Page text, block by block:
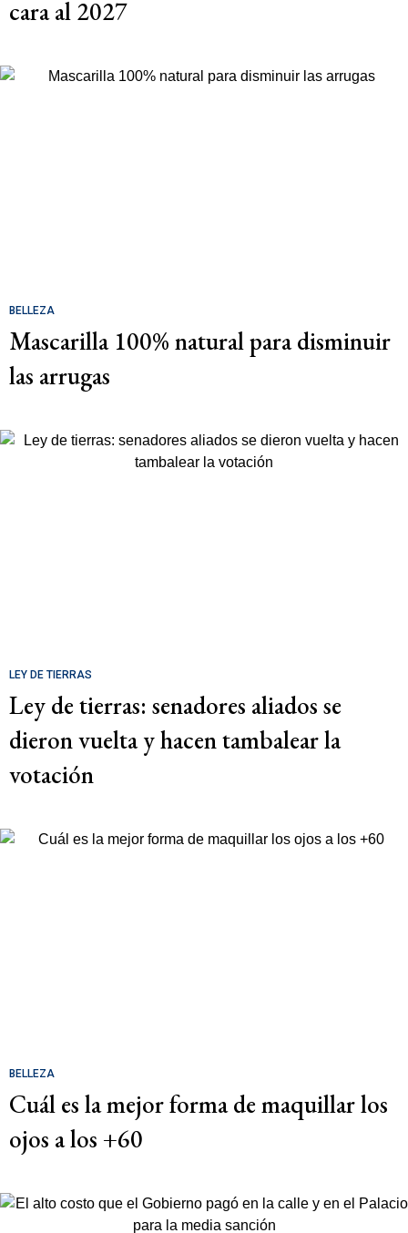
cara al 2027
BELLEZA
Mascarilla 100% natural para disminuir
las arrugas
LEY DE TIERRAS
Ley de tierras: senadores aliados se
dieron vuelta y hacen tambalear la
votación
BELLEZA
Cuál es la mejor forma de maquillar los
ojos a los +60